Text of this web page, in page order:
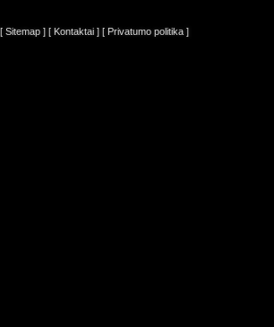
[ Sitemap ] [ Kontaktai ] [ Privatumo politika ]